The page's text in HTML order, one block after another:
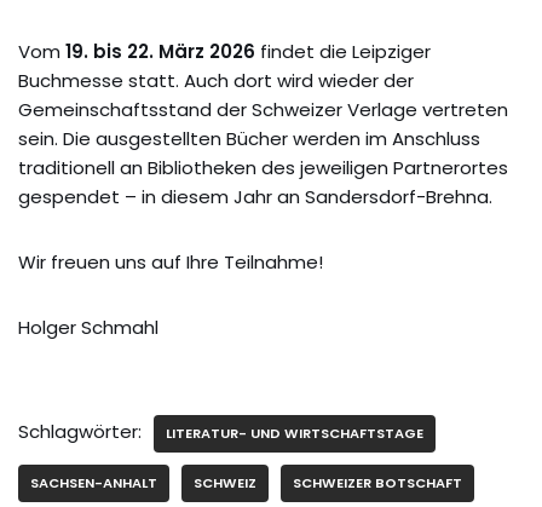
Vom 19. bis 22. März 2026 findet die Leipziger
Buchmesse statt. Auch dort wird wieder der
Gemeinschaftsstand der Schweizer Verlage vertreten
sein. Die ausgestellten Bücher werden im Anschluss
traditionell an Bibliotheken des jeweiligen Partnerortes
gespendet – in diesem Jahr an Sandersdorf-Brehna.
Wir freuen uns auf Ihre Teilnahme!
Holger Schmahl
Schlagwörter: LITERATUR- UND WIRTSCHAFTSTAGE
SACHSEN-ANHALT SCHWEIZ SCHWEIZER BOTSCHAFT